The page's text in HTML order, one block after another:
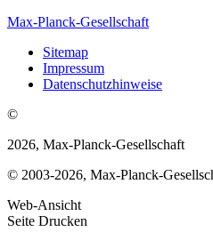
Max-Planck-Gesellschaft
Sitemap
Impressum
Datenschutzhinweise
©
2026, Max-Planck-Gesellschaft
© 2003-2026, Max-Planck-
Web-Ansicht
Seite Drucken